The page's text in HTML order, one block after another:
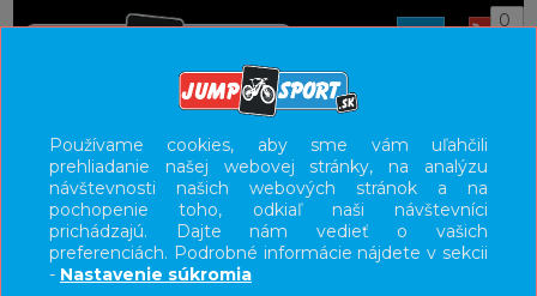
0
UŽÍVATEĽSKÝ PANEL
KATEGÓRIE
HLAVNÉ MENU
Používame cookies, aby sme vám uľahčili
prehliadanie našej webovej stránky, na analýzu
návštevnosti našich webových stránok a na
pochopenie toho, odkiaľ naši návštevníci
prichádzajú. Dajte nám vedieť o vašich
preferenciách. Podrobné informácie nájdete v sekcii
- Nastavenie súkromia